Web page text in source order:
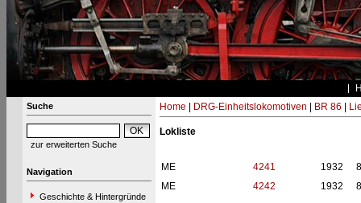
Suche
zur erweiterten Suche
Navigation
Geschichte & Hintergründe
Home DRG-Einheitslokomotiven BR 86
Lokliste
ME 4241 1932
ME
4242 1932